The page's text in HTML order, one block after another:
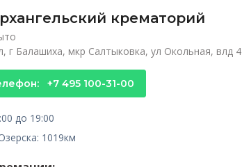
крематорий
г Балашиха, мкр Салтыковка, ул Окольная, влд 4
+7 495 100-31-00
до 19:00
1019км